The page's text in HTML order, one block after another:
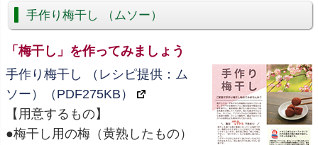
手作り梅干し （ムソー）
「梅干し」を作ってみましょう
手作り梅干し （レシピ提供：ム
ソー）（PDF275KB）
【用意するもの】
●梅干し用の梅（黄熟したもの）